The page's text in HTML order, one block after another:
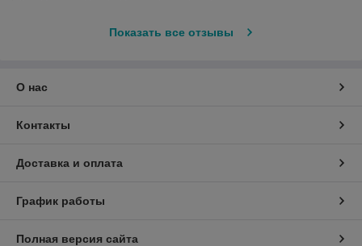
Показать все отзывы
О нас
Контакты
Доставка и оплата
График работы
Полная версия сайта